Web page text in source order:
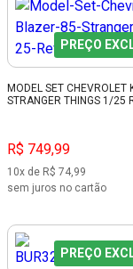
PREÇO
MODEL SET CHEVROLET
STRANGER THINGS 1/25
R$ 749,99
10x de R$ 74,99
sem juros no cartão
PREÇO